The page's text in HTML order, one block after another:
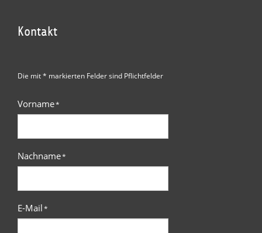
Kontakt
Die mit * markierten Felder sind Pflichtfelder
Vorname*
Nachname*
E-Mail*